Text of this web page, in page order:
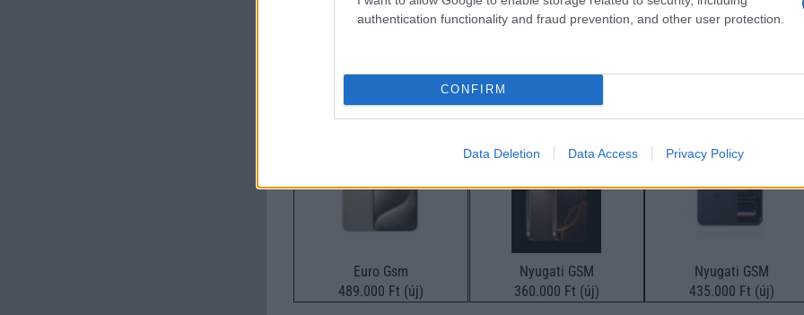
authentication functionality and fraud prevention, and other user protection.
CONFIRM
Data Deletion Data Access Privacy Policy
Apple iPhone 17 Pro Max
Euro Gsm
489.000 Ft (új)
Apple iPhone 16 Pro
Nyugati GSM
360.000 Ft (új)
Nyugati GSM
435.000 Ft (új)